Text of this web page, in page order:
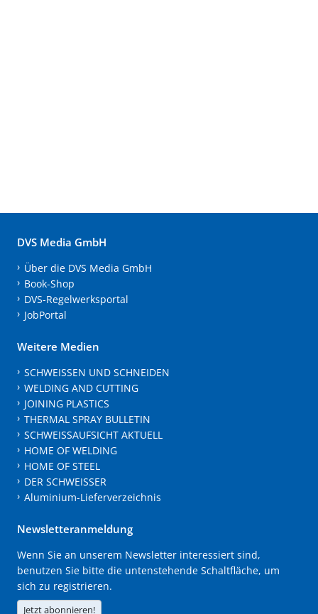
DVS Media GmbH
Über die DVS Media GmbH
Book-Shop
DVS-Regelwerksportal
JobPortal
Weitere Medien
SCHWEISSEN UND SCHNEIDEN
WELDING AND CUTTING
JOINING PLASTICS
THERMAL SPRAY BULLETIN
SCHWEISSAUFSICHT AKTUELL
HOME OF WELDING
HOME OF STEEL
DER SCHWEISSER
Aluminium-Lieferverzeichnis
Newsletteranmeldung
Wenn Sie an unserem Newsletter interessiert sind,
benutzen Sie bitte die untenstehende Schaltfläche, um
sich zu registrieren.
Jetzt abonnieren!